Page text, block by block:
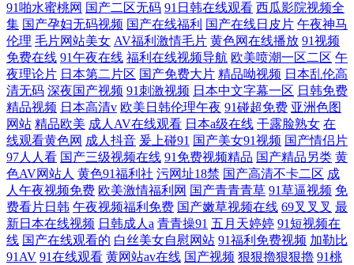
91啪水蜜桃网 国产二区无码 91日韩在线观看 西瓜影院视频全
集 国产孕妇无码视频 国产在线福利 国产在线日皮片 午夜神马
伦理 毛片网站美女 AV福利激情毛片 黄色网在线播放 91视频
免费在线 91午夜在线 福利在线视频导航 欧美喷潮一区二区 午
夜理论片 日本第二片区 国产免费大片 精品呦视频 日本乱伦高
清无码 深夜国产视频 91刺激视频 日本中文字幕一区 日韩免费
精品视频 日本高清v 欧美日韩伦理午夜 91碰超免费 亚洲色图
网站 精品欧美 成人AV在线观看 日本a级在线 干露脸熟女 在
线观看黄色网 成人抖音 爰上碰91 国产美女91视频 国产情侣片
97人人看 国产三级视频在线 91免费视频精品 国产精品另类 黄
色AV网站人 黄色91福利社 污网址18禁 国产高清不卡二区 成
人午夜视频免费 欧美激情福利网 国产青青青草 91草逼视频 免
费看片日韩 午夜视频福利免费 国产嫩草视频在线 69叉叉叉 最
新日本在线视频 日韩成人a 青青操91 五月天婷婷 91短视频在
线 国产在线观看的 白丝美女自慰网站 91福利免费视频 加勒比
91AV 91在线观看 黄网站av在线 国产视频 狠狠擼狠狠擼 91桃